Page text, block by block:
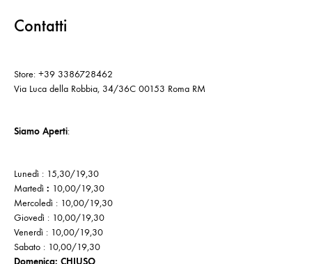
Contatti
Store: +39 3386728462
Via Luca della Robbia, 34/36C 00153 Roma RM
Siamo Aperti:
Lunedì : 15,30/19,30
Martedì : 10,00/19,30
Mercoledì : 10,00/19,30
Giovedì : 10,00/19,30
Venerdì : 10,00/19,30
Sabato : 10,00/19,30